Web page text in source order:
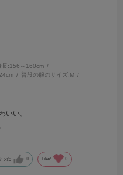
長:156～160cm
24cm 普段の服のサイズ:M
いい。
った 0 Like! 0